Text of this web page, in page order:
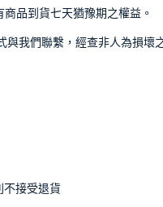
品到貨七天猶豫期之權益。
我們聯繫，經查非人為損
接受退貨